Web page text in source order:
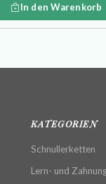
In den Warenkorb
KATEGORIEN
Schnullerketten
Lern- und